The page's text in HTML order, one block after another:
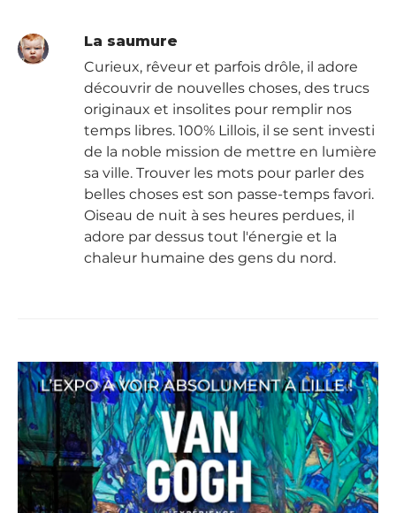
La saumure
Curieux, rêveur et parfois drôle, il adore
découvrir de nouvelles choses, des trucs
originaux et insolites pour remplir nos
temps libres. 100% Lillois, il se sent investi
de la noble mission de mettre en lumière
sa ville. Trouver les mots pour parler des
belles choses est son passe-temps favori.
Oiseau de nuit à ses heures perdues, il
adore par dessus tout l'énergie et la
chaleur humaine des gens du nord.